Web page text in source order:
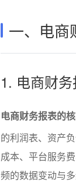
一、电商
1. 电商财
电商财务报表的
的利润表、资产
成本、平台服务
频的数据变动与